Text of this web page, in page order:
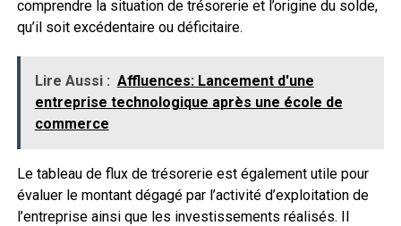
comprendre la situation de trésorerie et l’origine du solde,
qu’il soit excédentaire ou déficitaire.
Lire Aussi : Affluences: Lancement d'une
entreprise technologique après une école de
commerce
Le tableau de flux de trésorerie est également utile pour
évaluer le montant dégagé par l’activité d’exploitation de
l’entreprise ainsi que les investissements réalisés. Il